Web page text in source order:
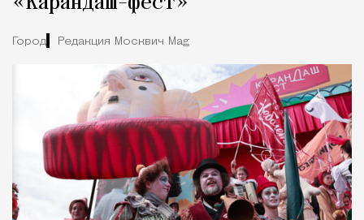
Город Редакция Москвич Mag